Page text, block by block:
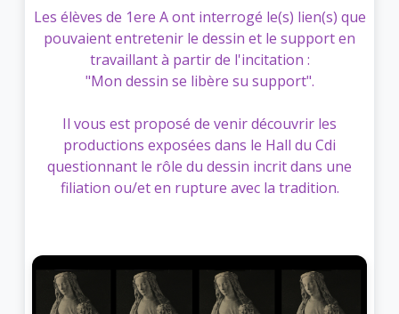
Les élèves de 1ere A ont interrogé le(s) lien(s) que
pouvaient entretenir le dessin et le support en
travaillant à partir de l'incitation :
"Mon dessin se libère su support".
Il vous est proposé de venir découvrir les
productions exposées dans le Hall du Cdi
questionnant le rôle du dessin incrit dans une
filiation ou/et en rupture avec la tradition.